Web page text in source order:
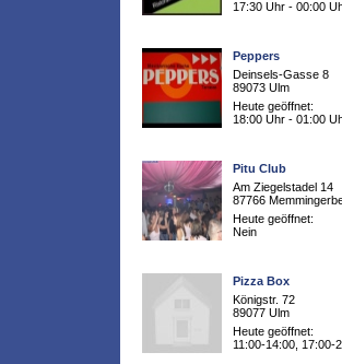
17:30 Uhr - 00:00
Peppers
Deinsels-Gasse 8
89073 Ulm
Heute geöffnet:
18:00 Uhr - 01:00
Pitu Club
Am Ziegelstadel 14
87766
Heute geöffnet:
Nein
Pizza Box
Königstr. 72
89077 Ulm
Heute geöffnet:
11:00-14:00, 17:00-